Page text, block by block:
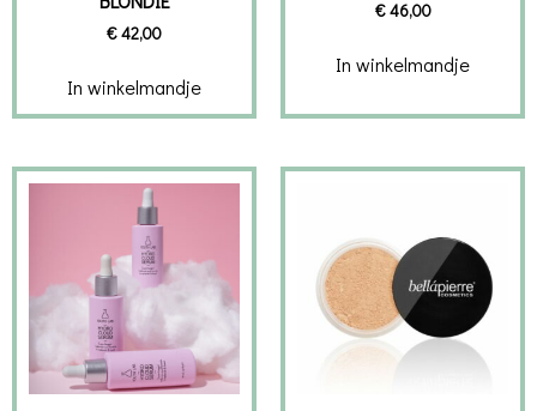
€42,00
In winkelmandje
€46,00
In winkelmandje